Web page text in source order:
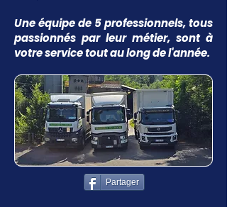
Une équipe de 5 professionnels, tous
passionnés par leur métier, sont à
votre service tout au long de l'année.
Partager